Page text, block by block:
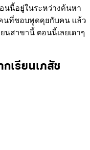
อนนี้อยู่ในระหว่างค้นหา
คนที่ชอบพูดคุยกับคน แล้ว
ยนสาขานี้ ตอนนี้เลยเดาๆ
เรียนเภสัช